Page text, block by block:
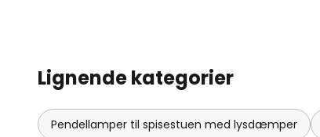
Lignende kategorier
Pendellamper til spisestuen med lysdæmper